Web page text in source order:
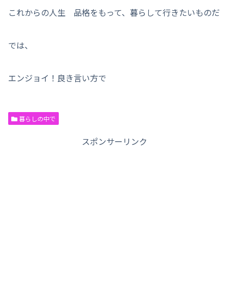
これからの人生 品格をもって、暮らして行きたいものだ
では、
エンジョイ！良き言い方で
暮らしの中で
スポンサーリンク